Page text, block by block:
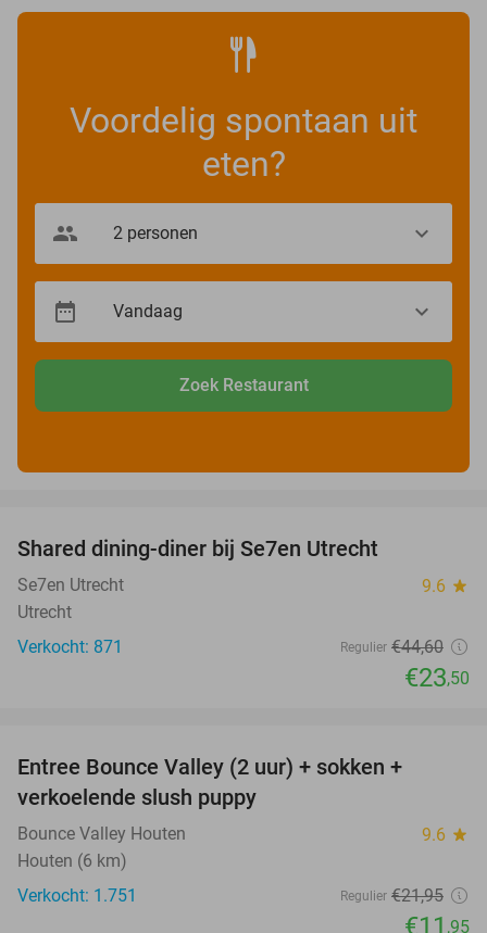
Voordelig spontaan uit
eten?
Zoek Restaurant
Shared dining-diner bij Se7en Utrecht
Se7en Utrecht 9.6 star
Utrecht
Verkocht: 871
Regulier €44,60
€23,50
Entree Bounce Valley (2 uur) + sokken +
verkoelende slush puppy
Bounce Valley Houten 9.6 star
Houten (6 km)
Verkocht: 1.751
Regulier €21,95
€11 ,95